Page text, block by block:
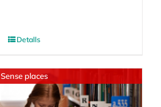
Detalls
Sense places